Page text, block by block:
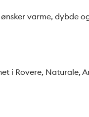
varme, dybde
i Rovere, Naturale,